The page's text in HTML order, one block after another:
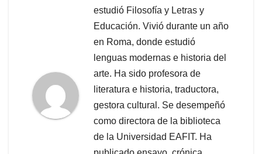
estudió Filosofía y Letras y
Educación. Vivió durante un año
en Roma, donde estudió
lenguas modernas e historia del
arte. Ha sido profesora de
literatura e historia, traductora,
gestora cultural. Se desempeñó
como directora de la biblioteca
de la Universidad EAFIT. Ha